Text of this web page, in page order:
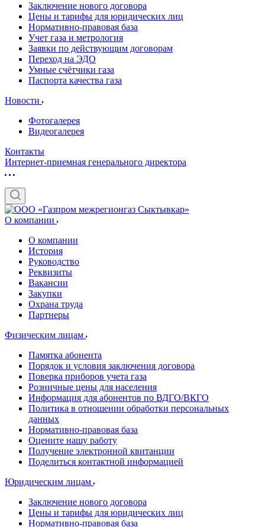
Заключение нового договора
Цены и тарифы для юридических лиц
Нормативно-правовая база
Учет газа и метрология
Заявки по действующим договорам
Переход на ЭДО
Умные счётчики газа
Паспорта качества газа
Новости
Фотогалерея
Видеогалерея
Контакты
Интернет-приемная генерального директора
О компании
О компании
История
Руководство
Реквизиты
Вакансии
Закупки
Охрана труда
Партнеры
Физическим лицам
Памятка абонента
Порядок и условия заключения договора
Поверка приборов учета газа
Розничные цены для населения
Информация для абонентов по ВДГО/ВКГО
Политика в отношении обработки персональных
данных
Нормативно-правовая база
Оцените нашу работу
Получение электронной квитанции
Поделиться контактной информацией
Юридическим лицам
Заключение нового договора
Цены и тарифы для юридических лиц
Нормативно-правовая база